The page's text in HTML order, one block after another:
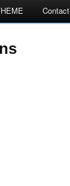
Contact